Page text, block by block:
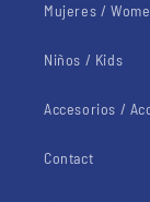
Mujeres /
Niños / Kids
Accesorios /
Contact